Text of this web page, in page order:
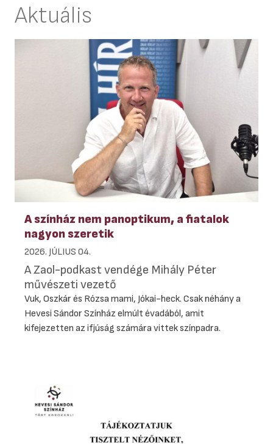
Aktuális
A színház nem panoptikum, a fiatalok
nagyon szeretik
2026. JÚLIUS 04.
A Zaol-podkast vendége Mihály Péter
művészeti vezető
Vuk, Oszkár és Rózsa mami, Jókai-heck. Csak néhány a
Hevesi Sándor Színház elmúlt évadából, amit
kifejezetten az ifjúság számára vittek színpadra.